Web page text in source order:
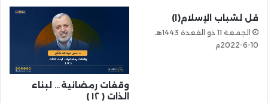
قل لشباب الإسلام(١)
الجمعة 11 ذو القعدة 1443هـ
10-6-2022م
وقفات رمضانية… لبناء
الذات ( ١٢ )